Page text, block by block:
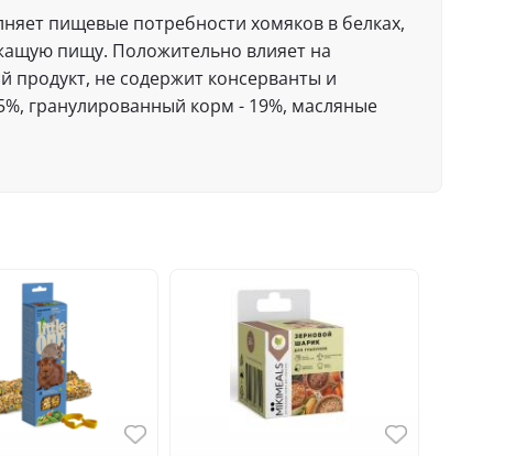
пищевые потребности хомяков в белках,
пищу. Положительно влияет на
продукт, не содержит консерванты и
гранулированный корм - 19%, масляные